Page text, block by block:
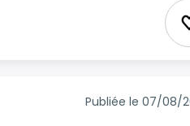
Publiée le 07/08/